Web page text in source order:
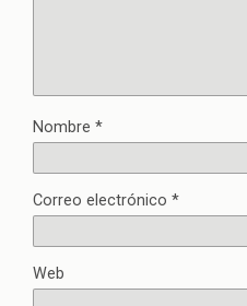
Nombre *
Correo electrónico *
Web